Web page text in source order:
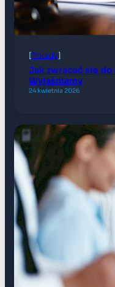
[Porady]
Jak zwracać się
Wyjaśniamy
24 kwietnia 2026